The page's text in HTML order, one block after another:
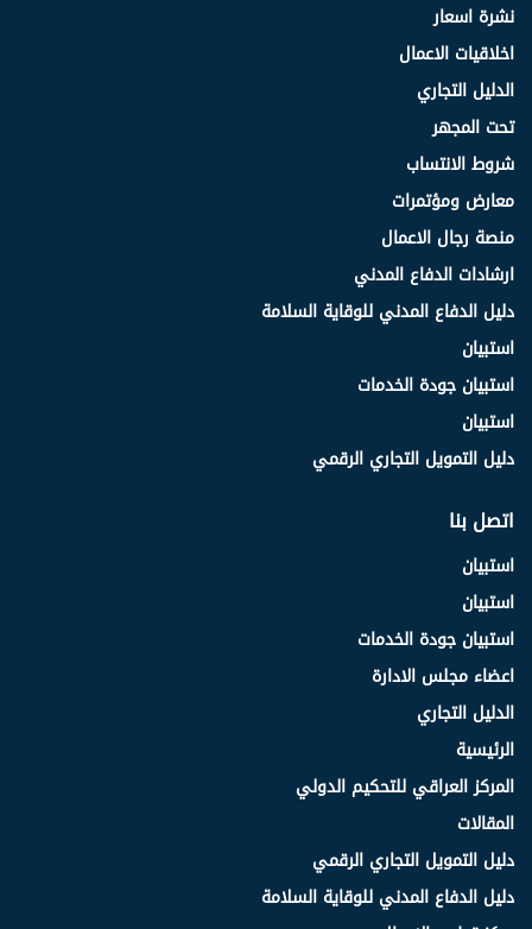
نشرة اسعار
اخلاقيات الاعمال
الدليل التجاري
تحت المجهر
شروط الانتساب
معارض ومؤتمرات
منصة رجال الاعمال
ارشادات الدفاع المدني
دليل الدفاع المدني للوقاية السلامة
استبيان
استبيان جودة الخدمات
استبيان
دليل التمويل التجاري الرقمي
اتصل بنا
استبيان
استبيان
استبيان جودة الخدمات
اعضاء مجلس الادارة
الدليل التجاري
الرئيسية
المركز العراقي للتحكيم الدولي
المقالات
دليل التمويل التجاري الرقمي
دليل الدفاع المدني للوقاية السلامة